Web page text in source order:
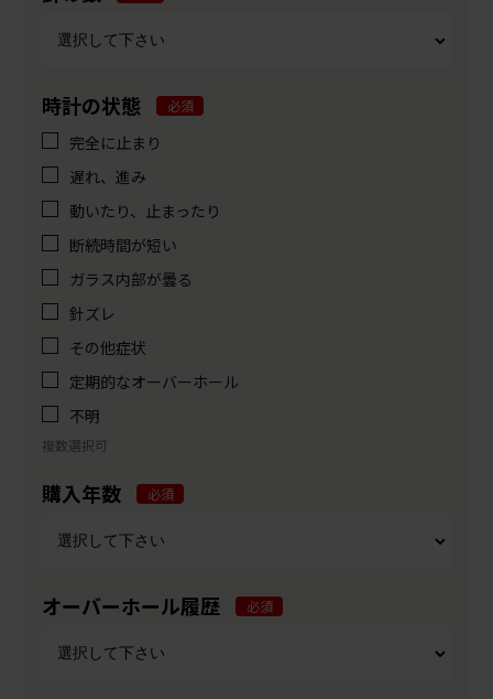
時計の状態 必須
完全に止まり
遅れ、進み
動いたり、止まったり
断続時間が短い
ガラス内部が曇る
針ズレ
その他症状
定期的なオーバーホール
不明
複数選択可
購入年数 必須
オーバーホール履歴 必須